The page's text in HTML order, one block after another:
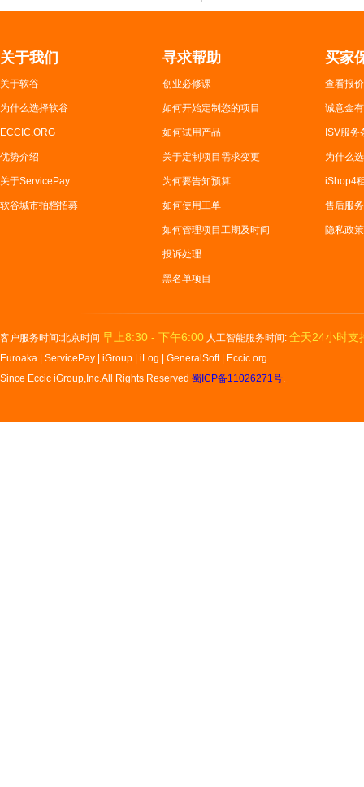
关于我们
关于软谷
为什么选择软谷
ECCIC.ORG
优势介绍
关于ServicePay
软谷城市拍档招募
寻求帮助
创业必修课
如何开始定制您的项目
如何试用产品
关于定制项目需求变更
为何要告知预算
如何使用工单
如何管理项目工期及时间
投诉处理
黑名单项目
买家
查看报
诚意金
ISV服务
为什么
iShop4
售后服务
隐私政策
客户服务时间:北京时间 早上8:30 - 下午6:00 人工智能服务时间: 全天24小时支
Euroaka ServicePay iGroup iLog GeneralSoft|
Eccic.org
Since Eccic iGroup,Inc.All Rights Reserved 蜀ICP备11026271号.